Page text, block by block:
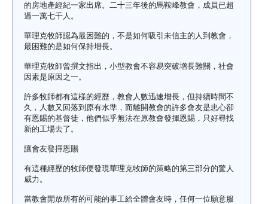
的房地產經紀一家出席。二十三年後的馬鞍峰教會，成員已超
過一萬七千人。
華理克牧師認為最困難的，不是如何吸引未信主的人到教會，
最困難的是如何保持增長。
華理克牧師曾撰文指出，小型教會不容易突破增長難關，社會
因素是原因之一。
許多牧師都有這樣的經歷，教會人數迅速增長，但持續時間不
久，人數又回落到原有水準，而離開教會的許多會友是忠心卻
有恩賜的基督徒，他們似乎無法在原教會發揮恩賜，只好尋找
新的工場去了。
讓會友發揮恩賜
有這種經歷的牧師便發現華理克牧師的策略的第三部分的驚人
威力。
當教會開放所有的可能的事工給全體會友時，任何一位願意服